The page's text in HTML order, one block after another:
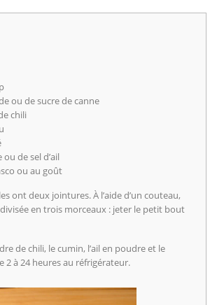
ou de sucre de canne
chili
de sel d’ail
ou au goût
ont deux jointures. À l’aide d’un couteau,
en trois morceaux : jeter le petit bout
de chili, le cumin, l’ail en poudre et le
2 à 24 heures au réfrigérateur.